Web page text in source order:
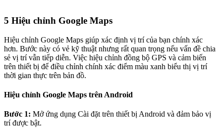
5 Hiệu chỉnh Google Maps
Hiệu chỉnh Google Maps giúp xác định vị trí của bạn chính xác
hơn. Bước này có vẻ kỹ thuật nhưng rất quan trọng nếu vấn đề chia
sẻ vị trí vẫn tiếp diễn. Việc hiệu chỉnh đồng bộ GPS và cảm biến
trên thiết bị để điều chỉnh chính xác điểm màu xanh biểu thị vị trí
thời gian thực trên bản đồ.
Hiệu chỉnh Google Maps trên Android
Bước 1: Mở ứng dụng Cài đặt trên thiết bị Android và đảm bảo vị
trí được bật.